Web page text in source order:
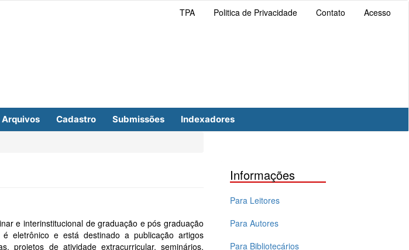
TPA Politica de Privacidade Contato Acesso
Arquivos Cadastro Submissões Indexadores
e interinstitucional de graduação e pós graduação
eletrônico e está destinado a publicação artigos
projetos de atividade extracurricular, seminários,
Informações
Para Leitores
Para Autores
Para Bibliotecários